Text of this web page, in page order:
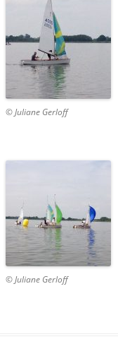
© Juliane Gerloff
© Juliane Gerloff